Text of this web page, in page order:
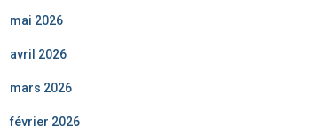
mai 2026
avril 2026
mars 2026
février 2026